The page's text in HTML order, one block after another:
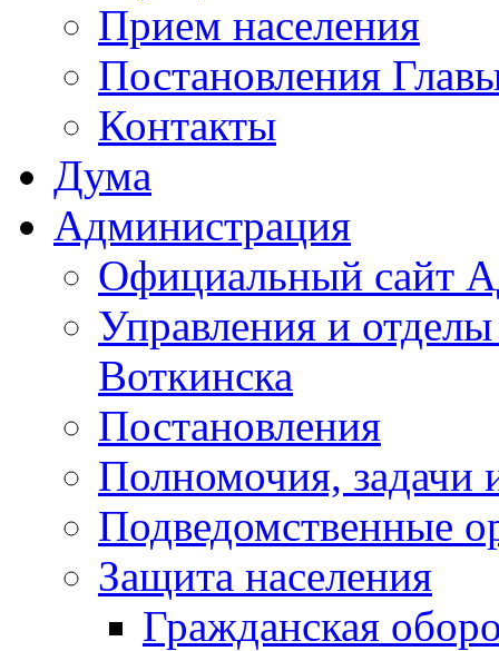
Прием населения
Постановления
Контакты
Дума
Администрация
Официальный сайт
Управления и
Воткинска
Постановления
Полномочия, задачи
Подведомственные
Защита населения
Гражданская